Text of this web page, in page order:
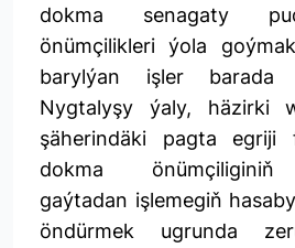
dokma senagaty
önümçilikleri ýola
barylýan işler barada
Nygtalyşy ýaly, häzirki
şäherindäki pagta egriji
dokma önümçiliginiň
gaýtadan işlemegiň
öndürmek ugrunda